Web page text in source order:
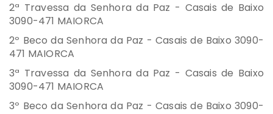
2ª Travessa da Senhora da Paz - Casais de Baixo
3090-471 MAIORCA
2º Beco da Senhora da Paz - Casais de Baixo 3090-
471 MAIORCA
3ª Travessa da Senhora da Paz - Casais de Baixo
3090-471 MAIORCA
3º Beco da Senhora da Paz - Casais de Baixo 3090-